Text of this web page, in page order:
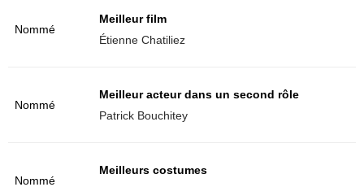
Nommé
Meilleur film
Étienne Chatiliez
Nommé
Meilleur acteur dans un second rôle
Patrick Bouchitey
Nommé
Meilleurs costumes